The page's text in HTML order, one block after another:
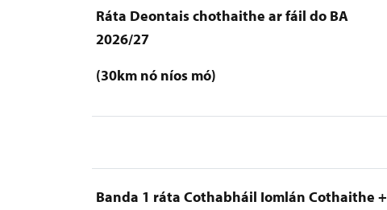
Ráta Deontais chothaithe ar fáil do BA
2026/27
(30km nó níos mó)
Banda 1 ráta Cothabháil Iomlán Cothaithe +